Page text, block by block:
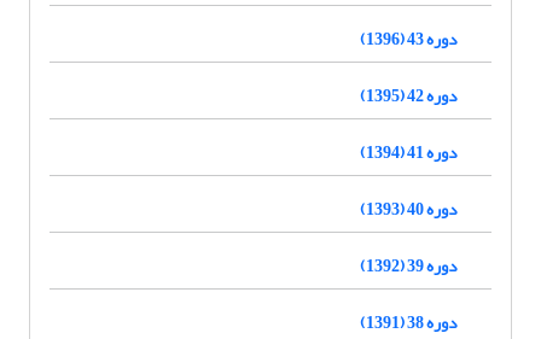
دوره 43 (1396)
دوره 42 (1395)
دوره 41 (1394)
دوره 40 (1393)
دوره 39 (1392)
دوره 38 (1391)